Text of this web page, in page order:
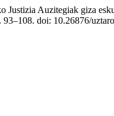
Justizia Auzitegiak giza
93–108. doi: 10.26876/